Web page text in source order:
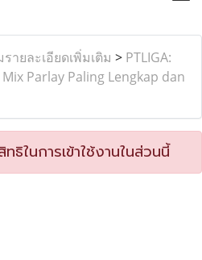
ายละเอียดเพิ่มเติม > PTLIGA:
Parlay Paling Lengkap dan
ในการเข้าใช้งานในส่วนนี้